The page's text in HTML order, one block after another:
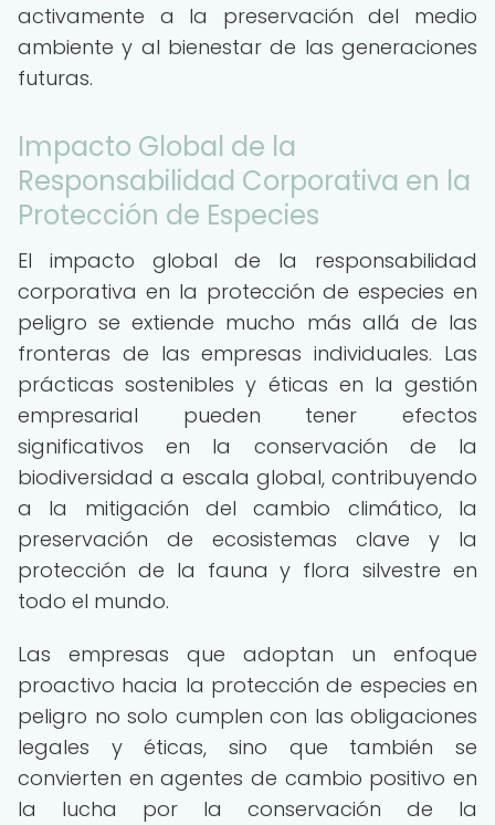
activamente a la preservación del medio
ambiente y al bienestar de las generaciones
futuras.
Impacto Global de la
Responsabilidad Corporativa en la
Protección de Especies
El impacto global de la responsabilidad
corporativa en la protección de especies en
peligro se extiende mucho más allá de las
fronteras de las empresas individuales. Las
prácticas sostenibles y éticas en la gestión
empresarial pueden tener efectos
significativos en la conservación de la
biodiversidad a escala global, contribuyendo
a la mitigación del cambio climático, la
preservación de ecosistemas clave y la
protección de la fauna y flora silvestre en
todo el mundo.
Las empresas que adoptan un enfoque
proactivo hacia la protección de especies en
peligro no solo cumplen con las obligaciones
legales y éticas, sino que también se
convierten en agentes de cambio positivo en
la lucha por la conservación de la